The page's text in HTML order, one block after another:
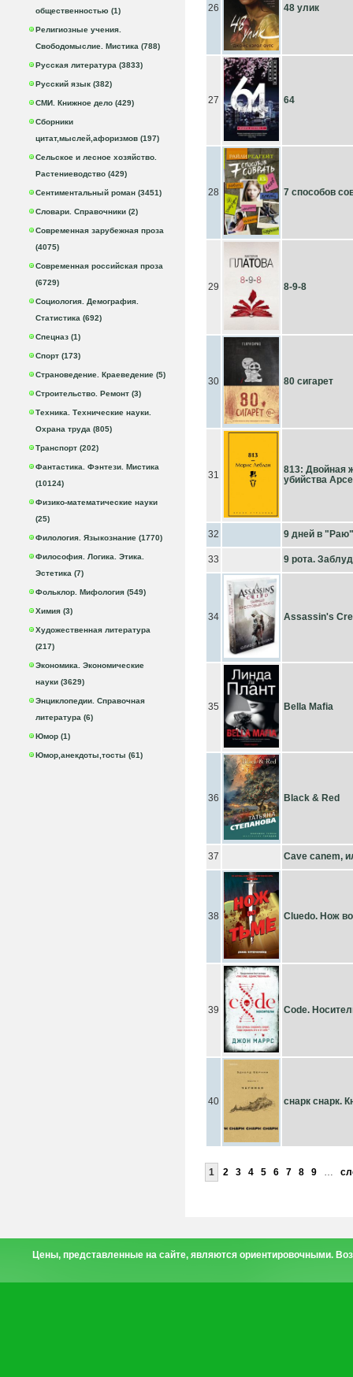
общественностью (1)
Религиозные учения.
Свободомыслие. Мистика (788)
Русская литература (3833)
Русский язык (382)
СМИ. Книжное дело (429)
Сборники
цитат,мыслей,афоризмов (197)
Сельское и лесное хозяйство.
Растениеводство (429)
Сентиментальный роман (3451)
Словари. Справочники (2)
Современная зарубежная проза
(4075)
Современная российская проза
(6729)
Социология. Демография.
Статистика (692)
Спецназ (1)
Спорт (173)
Страноведение. Краеведение (5)
Строительство. Ремонт (3)
Техника. Технические науки.
Охрана труда (805)
Транспорт (202)
Фантастика. Фэнтези. Мистика
(10124)
Физико-математические науки
(25)
Филология. Языкознание (1770)
Философия. Логика. Этика.
Эстетика (7)
Фольклор. Мифология (549)
Химия (3)
Художественная литература
(217)
Экономика. Экономические
науки (3629)
Энциклопедии. Справочная
литература (6)
Юмор (1)
Юмор,анекдоты,тосты (61)
26 48 улик
27 64
28 7 способов
29 8-9-8
30 80 сигарет
31
813: Двойная
убийства
32 9 дней в
33 9 рота.
34 Assassin's
35 Bella Mafia
36 Black & Red
37 Cave сanem,
38 Cluedo. Нож
39 Code.
40 cнарк снарк.
1 2 3 4 5 6 7 8 9 …
Цены, представленные на сайте, являются ориентировочными.